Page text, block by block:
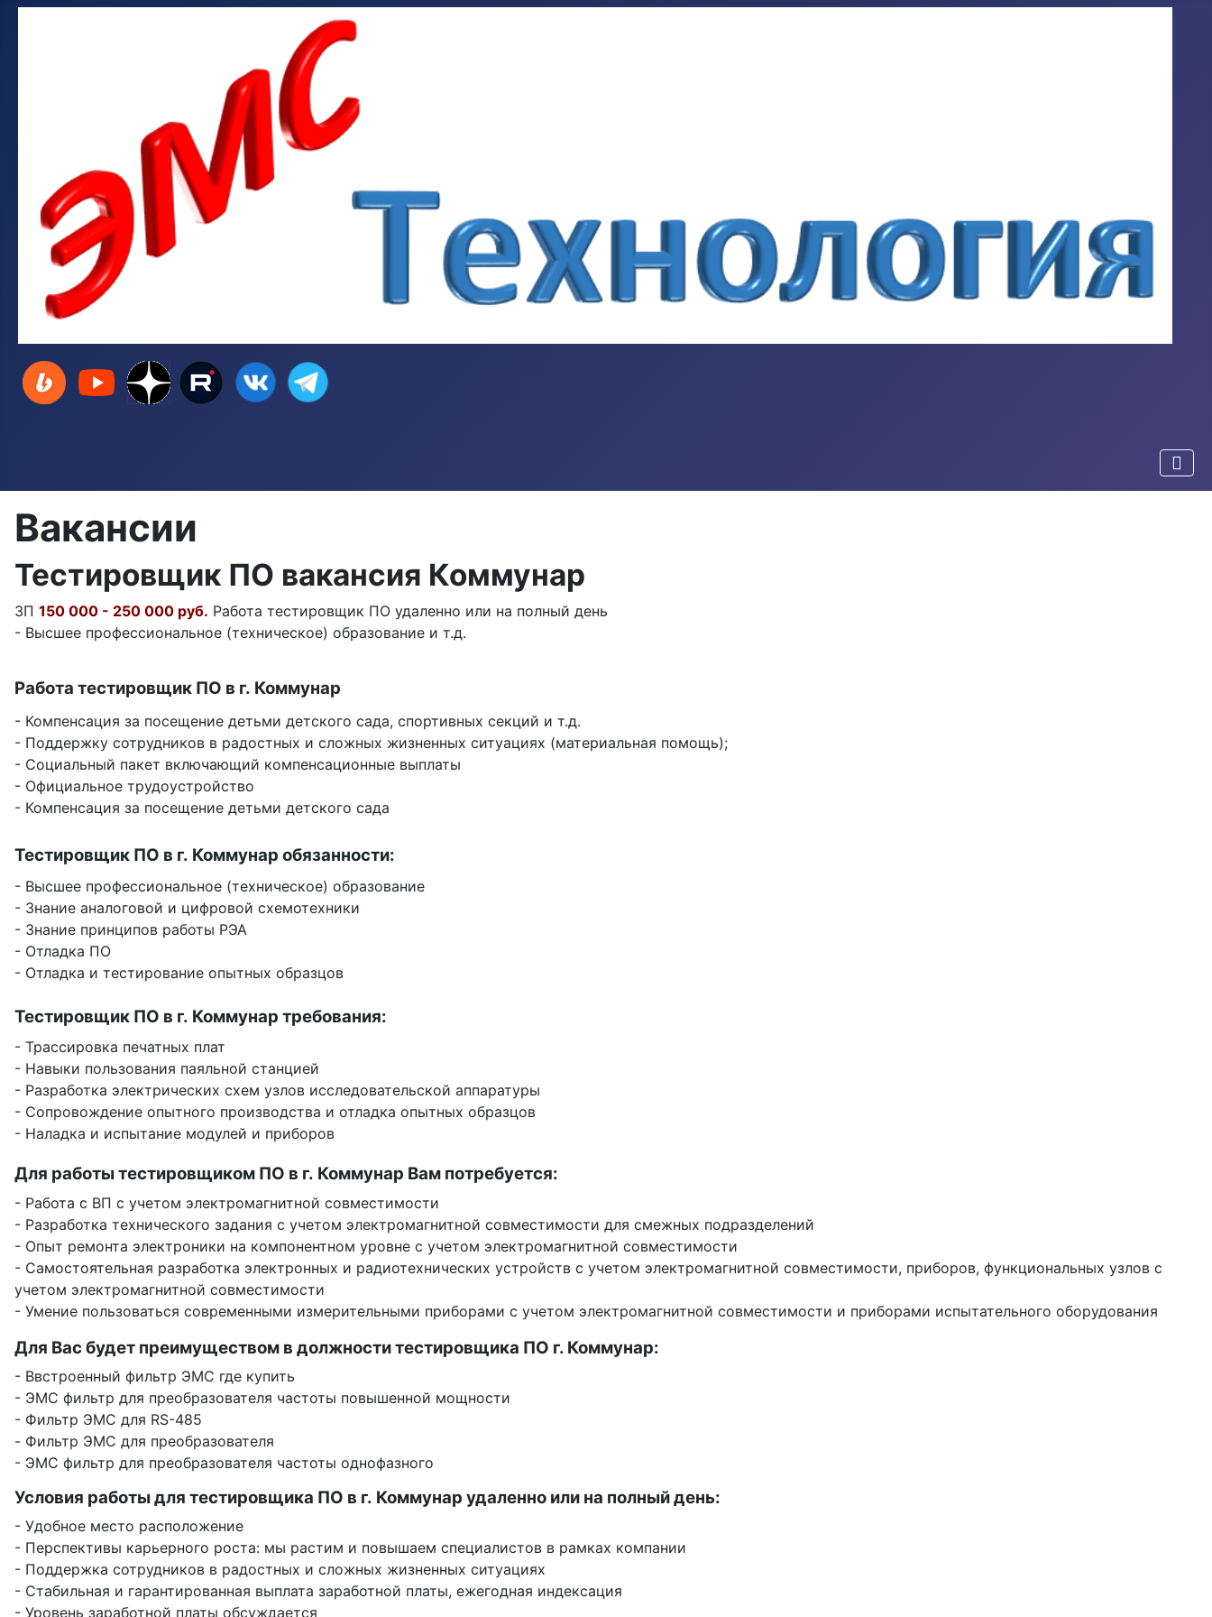
Вакансии
Тестировщик ПО вакансия Коммунар
ЗП 150 000 - 250 000 руб. Работа тестировщик ПО удаленно или на полный день
- Высшее профессиональное (техническое) образование и т.д.
Работа тестировщик ПО в г. Коммунар
- Компенсация за посещение детьми детского сада, спортивных секций и т.д.
- Поддержку сотрудников в радостных и сложных жизненных ситуациях (материальная помощь);
- Социальный пакет включающий компенсационные выплаты
- Официальное трудоустройство
- Компенсация за посещение детьми детского сада
Тестировщик ПО в г. Коммунар обязанности:
- Высшее профессиональное (техническое) образование
- Знание аналоговой и цифровой схемотехники
- Знание принципов работы РЭА
- Отладка ПО
- Отладка и тестирование опытных образцов
Тестировщик ПО в г. Коммунар требования:
- Трассировка печатных плат
- Навыки пользования паяльной станцией
- Разработка электрических схем узлов исследовательской аппаратуры
- Сопровождение опытного производства и отладка опытных образцов
- Наладка и испытание модулей и приборов
Для работы тестировщиком ПО в г. Коммунар Вам потребуется:
- Работа с ВП с учетом электромагнитной совместимости
- Разработка технического задания с учетом электромагнитной совместимости для смежных подразделений
- Опыт ремонта электроники на компонентном уровне с учетом электромагнитной совместимости
- Самостоятельная разработка электронных и радиотехнических устройств с учетом электромагнитной совместимости, приборов, функциональных узлов с
учетом электромагнитной совместимости
- Умение пользоваться современными измерительными приборами с учетом электромагнитной совместимости и приборами испытательного оборудования
Для Вас будет преимуществом в должности тестировщика ПО г. Коммунар:
- Ввстроенный фильтр ЭМС где купить
- ЭМС фильтр для преобразователя частоты повышенной мощности
- Фильтр ЭМС для RS-485
- Фильтр ЭМС для преобразователя
- ЭМС фильтр для преобразователя частоты однофазного
Условия работы для тестировщика ПО в г. Коммунар удаленно или на полный день:
- Удобное место расположение
- Перспективы карьерного роста: мы растим и повышаем специалистов в рамках компании
- Поддержка сотрудников в радостных и сложных жизненных ситуациях
- Стабильная и гарантированная выплата заработной платы, ежегодная индексация
- Уровень заработной платы обсуждается